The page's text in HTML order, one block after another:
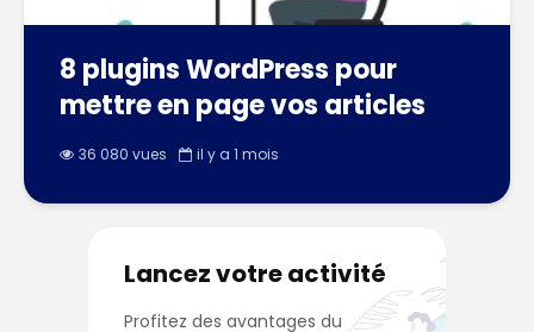
8 plugins WordPress pour
mettre en page vos articles
36 080 vues il y a 1 mois
Lancez votre activité
Profitez des avantages du